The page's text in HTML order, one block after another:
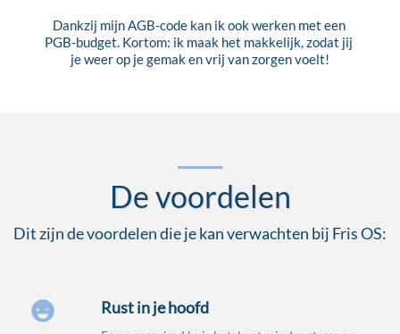
Dankzij mijn AGB-code kan ik ook werken met een
PGB-budget. Kortom: ik maak het makkelijk, zodat jij
je weer op je gemak en vrij van zorgen voelt!
De voordelen
Dit zijn de voordelen die je kan verwachten bij Fris OS:
Rust in je hoofd